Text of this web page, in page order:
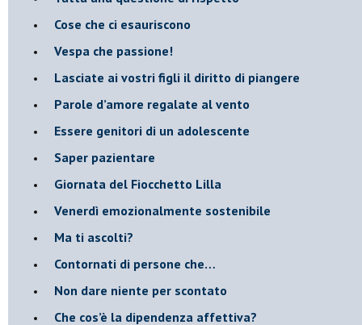
​Cose che ci esauriscono
​Vespa che passione!
​Lasciate ai vostri figli il diritto di piangere
​Parole d’amore regalate al vento
​Essere genitori di un adolescente
​Saper pazientare
​Giornata del Fiocchetto Lilla
​Venerdì emozionalmente sostenibile
Ma ti ascolti?
Contornati di persone che…
Non dare niente per scontato
Che cos’è la dipendenza affettiva?